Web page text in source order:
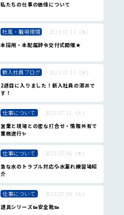
私たちの仕事の価値について
社風・職場環境
2023.07.12（水）
本採用・本配属辞令交付式開催★
新入社員ブログ
2023.07.12（水）
2週目に入りました！新入社員の酒井で
す！
仕事について
2023.07.11（火）
営業と現場との密な打合せ・情報共有で
業務遂行✨
仕事について
2023.07.06（木）
急な水のトラブル対応💦水漏れ練習場紹
介
仕事について
2023.07.04（火）
道具シリーズ👟安全靴👟